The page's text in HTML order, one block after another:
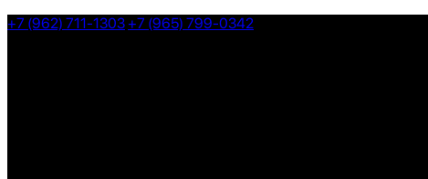
Skip
+7 (962) 711-1303+7 (965) 799-0342